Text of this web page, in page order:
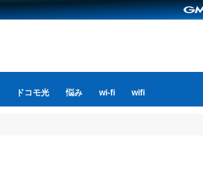
ドコモ光 悩み wi-fi wifi